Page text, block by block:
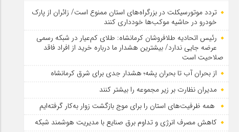
تردد موتورسیکلت در بزرگراه‌های استان ممنوع است/ زائران از پارک
خودرو در حاشیه موکب‌ها خودداری کنند
رئیس اتحادیه طلافروشان کرمانشاه: طلای کم‌عیار در شبکه رسمی
عرضه جایی ندارد/ بیشترین هشدار ما درباره خرید از افراد فاقد
صلاحیت است
از بحران آب تا بحران پشه؛ هشدار جدی برای شرق کرمانشاه
مدیران نظارت بر زیر مجموعه را بیشتر کنند
همه ظرفیت‌های استان را برای موج بازگشت زوار به‌کار گرفته‌ایم
کاهش مصرف انرژی و تداوم برق صنایع با مدیریت هوشمند شبکه